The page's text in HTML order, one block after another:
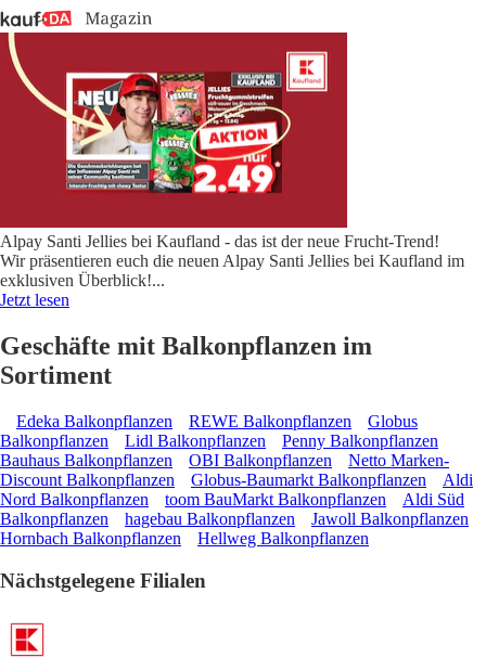
Alpay Santi Jellies bei Kaufland - das ist der neue Frucht-Trend!
Wir präsentieren euch die neuen Alpay Santi Jellies bei Kaufland im
exklusiven Überblick!...
Jetzt lesen
Geschäfte mit Balkonpflanzen im
Sortiment
Edeka Balkonpflanzen REWE Balkonpflanzen
Globus
Balkonpflanzen
Lidl Balkonpflanzen
Penny Balkonpflanzen
Bauhaus Balkonpflanzen
OBI Balkonpflanzen
Netto Marken-
Discount Balkonpflanzen
Globus-Baumarkt Balkonpflanzen
Aldi
Nord Balkonpflanzen
toom BauMarkt Balkonpflanzen
Aldi Süd
Balkonpflanzen
hagebau Balkonpflanzen
Jawoll Balkonpflanzen
Hornbach Balkonpflanzen
Hellweg Balkonpflanzen
Nächstgelegene Filialen